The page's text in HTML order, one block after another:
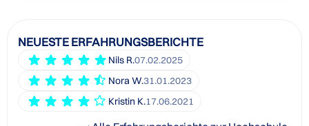
NEUESTE ERFAHRUNGSBERICHTE
Nils R.07.02.2025
Nora W.31.01.2023
Kristin K.17.06.2021